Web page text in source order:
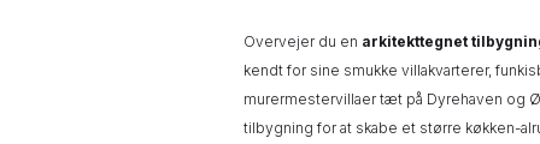
Overvejer du en arkitekttegnet
kendt for sine smukke villakvarterer,
murermestervillaer tæt på Dyrehaven og
tilbygning for at skabe et større køkken-